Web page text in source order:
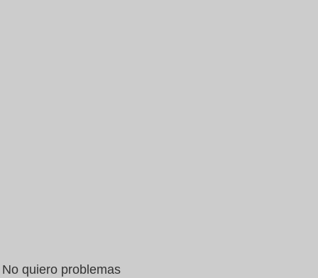
No quiero problemas